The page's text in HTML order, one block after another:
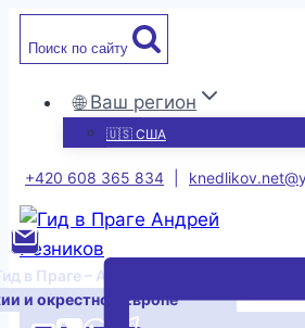
Перейти
Поиск по сайту
🌐 Ваш регион
🇺🇸 США
+420 608 365 834
в Праге – Андрей Резников
и окрестной Европе